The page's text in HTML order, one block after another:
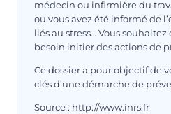
médecin ou infirmière du
ou vous avez été informé de
liés au stress… Vous
besoin initier des actions de
Ce dossier a pour objectif de
clés d’une démarche de
Source : http://www.inrs.fr